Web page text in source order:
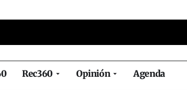
Rec360 Opinión Agenda